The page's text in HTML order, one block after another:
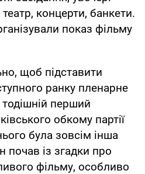
концерти, банкети.
показ фільму
щоб підставити
ранку пленарне
тодішній перший
обкому партії
була зовсім інша
почав із згадки про
фільму, особливо